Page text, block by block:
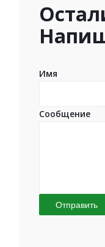
Имя
Сообщение
Отправить